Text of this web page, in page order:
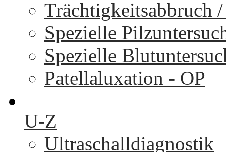
Trächtigkeitsabbruch
Spezielle
Spezielle
Patellaluxation - OP
U-Z
Ultraschalldiagnostik